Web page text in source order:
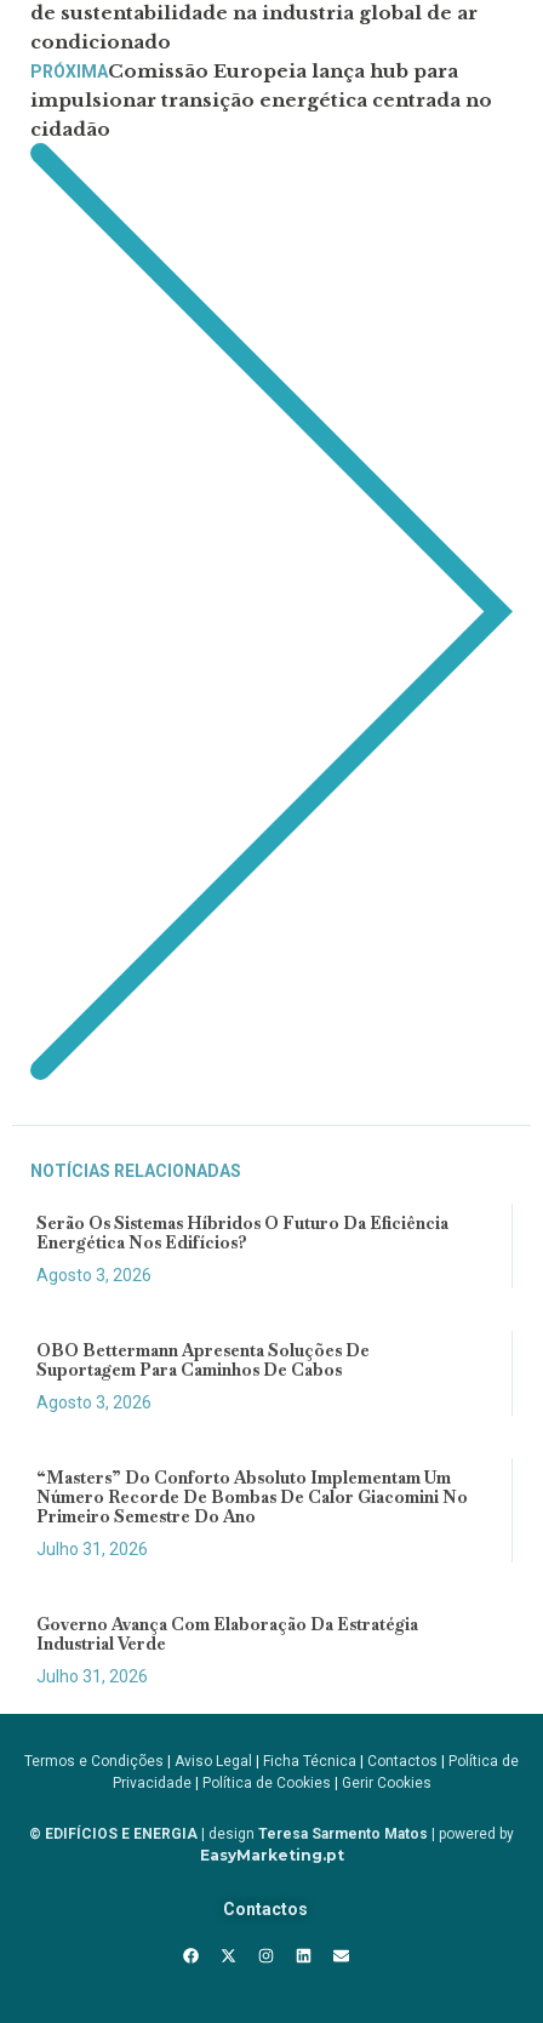
de sustentabilidade na industria global de ar
condicionado
PRÓXIMAComissão Europeia lança hub para
impulsionar transição energética centrada no
cidadão
NOTÍCIAS RELACIONADAS
Serão Os Sistemas Híbridos O Futuro Da Eficiência
Energética Nos Edifícios?
Agosto 3, 2026
OBO Bettermann Apresenta Soluções De
Suportagem Para Caminhos De Cabos
Agosto 3, 2026
“Masters” Do Conforto Absoluto Implementam Um
Número Recorde De Bombas De Calor Giacomini No
Primeiro Semestre Do Ano
Julho 31, 2026
Governo Avança Com Elaboração Da Estratégia
Industrial Verde
Julho 31, 2026
Termos e Condições Aviso Legal Ficha Técnica Contactos
Política de
Privacidade| Política de Cookies Gerir Cookies
© EDIFÍCIOS E ENERGIA | design Teresa Sarmento Matos | powered by
EasyMarketing.pt
Contactos